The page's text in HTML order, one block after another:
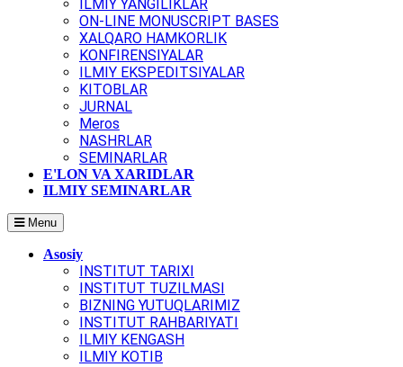
ILMIY YANGILIKLAR
ON-LINE MONUSCRIPT BASES
XALQARO HAMKORLIK
KONFIRENSIYALAR
ILMIY EKSPEDITSIYALAR
KITOBLAR
JURNAL
Meros
NASHRLAR
SEMINARLAR
E'LON VA XARIDLAR
ILMIY SEMINARLAR
Menu
Asosiy
INSTITUT TARIXI
INSTITUT TUZILMASI
BIZNING YUTUQLARIMIZ
INSTITUT RAHBARIYATI
ILMIY KENGASH
ILMIY KOTIB